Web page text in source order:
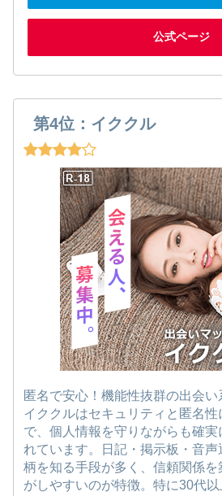
公式ページ
第4位：イククル
匿名で安心！機能性抜群の出会い
イククルはセキュリティと匿名性
で、個人情報を守りながらも確実
れています。日記・掲示板・音声
柄を知る手段が多く、信頼関係
がしやすいのが特徴。特に30代以